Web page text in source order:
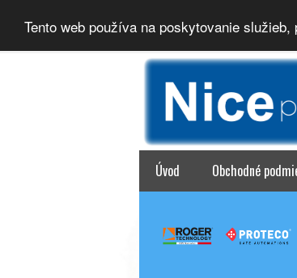
Tento web používa na poskytovanie
Úvod Obchodné